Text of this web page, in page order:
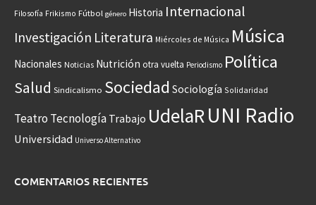
Filosofía Frikismo Fútbol género Historia Internacional
Investigación Literatura Miércoles de Música Música
Nacionales Noticias Nutrición otra vuelta Periodismo Política
Salud Sindicalismo Sociedad Sociología Solidaridad
Teatro Tecnología Trabajo UdelaRUNI Radio
Universidad Universo Alternativo
COMENTARIOS RECIENTES